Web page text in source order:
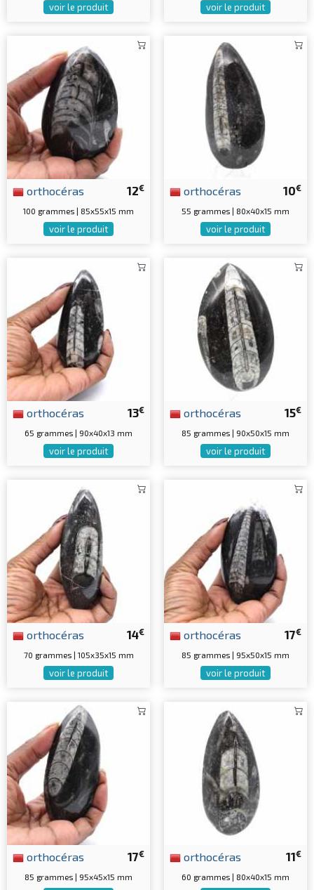
voir le produit voir le produit
12€
orthocéras
100 grammes | 85x55x15 mm
voir le produit
10€
orthocéras
55 grammes | 80x40x15 mm
voir le produit
13€
orthocéras
65 grammes | 90x40x13 mm
voir le produit
15€
orthocéras
85 grammes | 90x50x15 mm
voir le produit
14€
orthocéras
70 grammes | 105x35x15 mm
voir le produit
17€
orthocéras
85 grammes | 95x50x15 mm
voir le produit
17€
orthocéras
85 grammes | 95x45x15 mm
11€
orthocéras
60 grammes | 80x40x15 mm